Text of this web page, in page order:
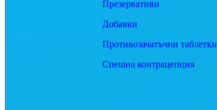
Презервативи
Добавки
Противозачатъчни таблетки
Спешна контрацепция